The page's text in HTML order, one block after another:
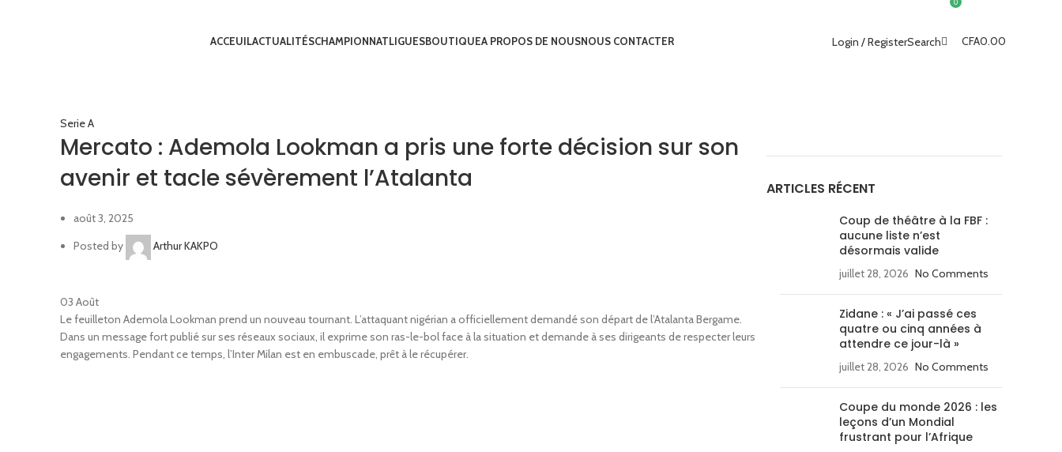
ACCEUILACTUALITÉSCHAMPIONNATLIGUESBOUTIQUEA PROPOS DE NOUSNOUS CONTACTER Login / RegisterSearch
0
CFA0.00
Serie A
Mercato : Ademola Lookman a pris une forte décision sur son
avenir et tacle sévèrement l’Atalanta
août 3, 2025
Posted by
Arthur KAKPO
03 Août
Le feuilleton Ademola Lookman prend un nouveau tournant. L’attaquant nigérian a officiellement demandé son départ de l’Atalanta Bergame.
Dans un message fort publié sur ses réseaux sociaux, il exprime son ras-le-bol face à la situation et demande à ses dirigeants de respecter leurs
engagements. Pendant ce temps, l’Inter Milan est en embuscade, prêt à le récupérer.
ARTICLES RÉCENT
Coup de théâtre à la FBF :
aucune liste n’est
désormais valide
juillet 28, 2026 No Comments
Zidane : « J’ai passé ces
quatre ou cinq années à
attendre ce jour-là »
juillet 28, 2026 No Comments
Coupe du monde 2026 : les
leçons d’un Mondial
frustrant pour l’Afrique